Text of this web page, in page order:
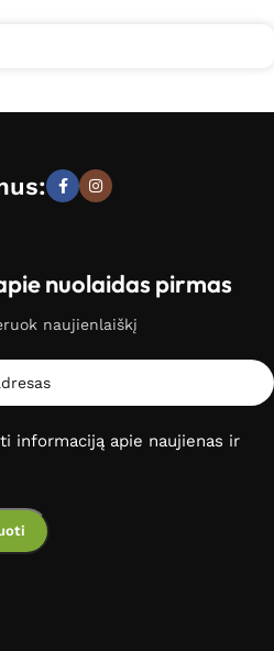
nuolaidas pirmas
naujienlaiškį
informaciją apie naujienas ir